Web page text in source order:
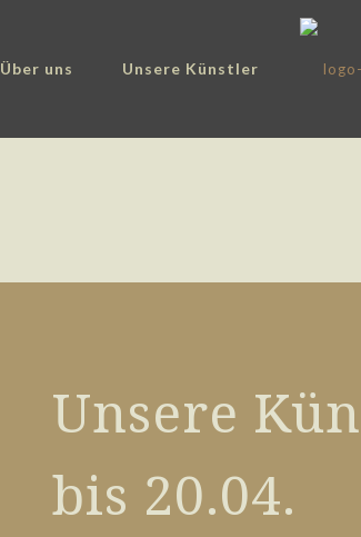
Über uns Unsere Künstler
Unsere
bis 20.04.